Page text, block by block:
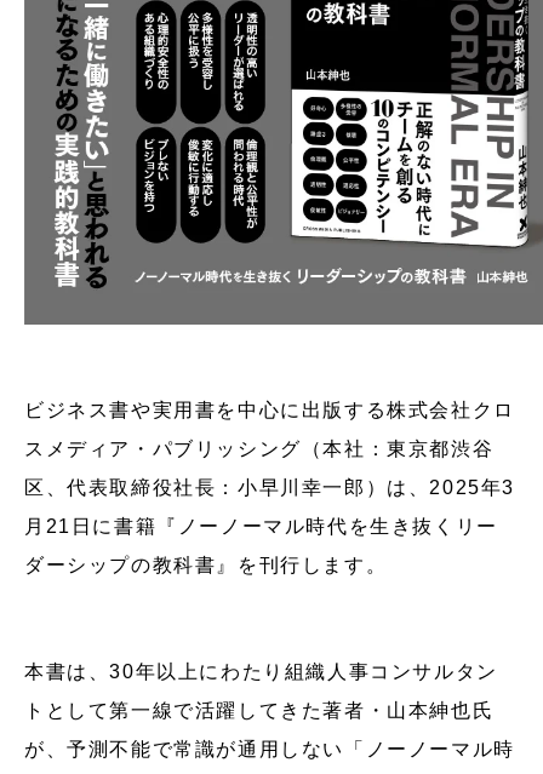
ビジネス書や実用書を中心に出版する株式会社クロ
スメディア・パブリッシング（本社：東京都渋谷
区、代表取締役社長：小早川幸一郎）は、2025年3
月21日に書籍『ノーノーマル時代を生き抜くリー
ダーシップの教科書』を刊行します。
本書は、30年以上にわたり組織人事コンサルタン
トとして第一線で活躍してきた著者・山本紳也氏
が、予測不能で常識が通用しない「ノーノーマル時